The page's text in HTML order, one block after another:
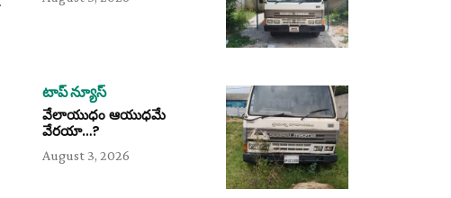
టాప్ న్యూస్
వేలాయుధం ఆయుధమే
వేరయా…?
August 3, 2026